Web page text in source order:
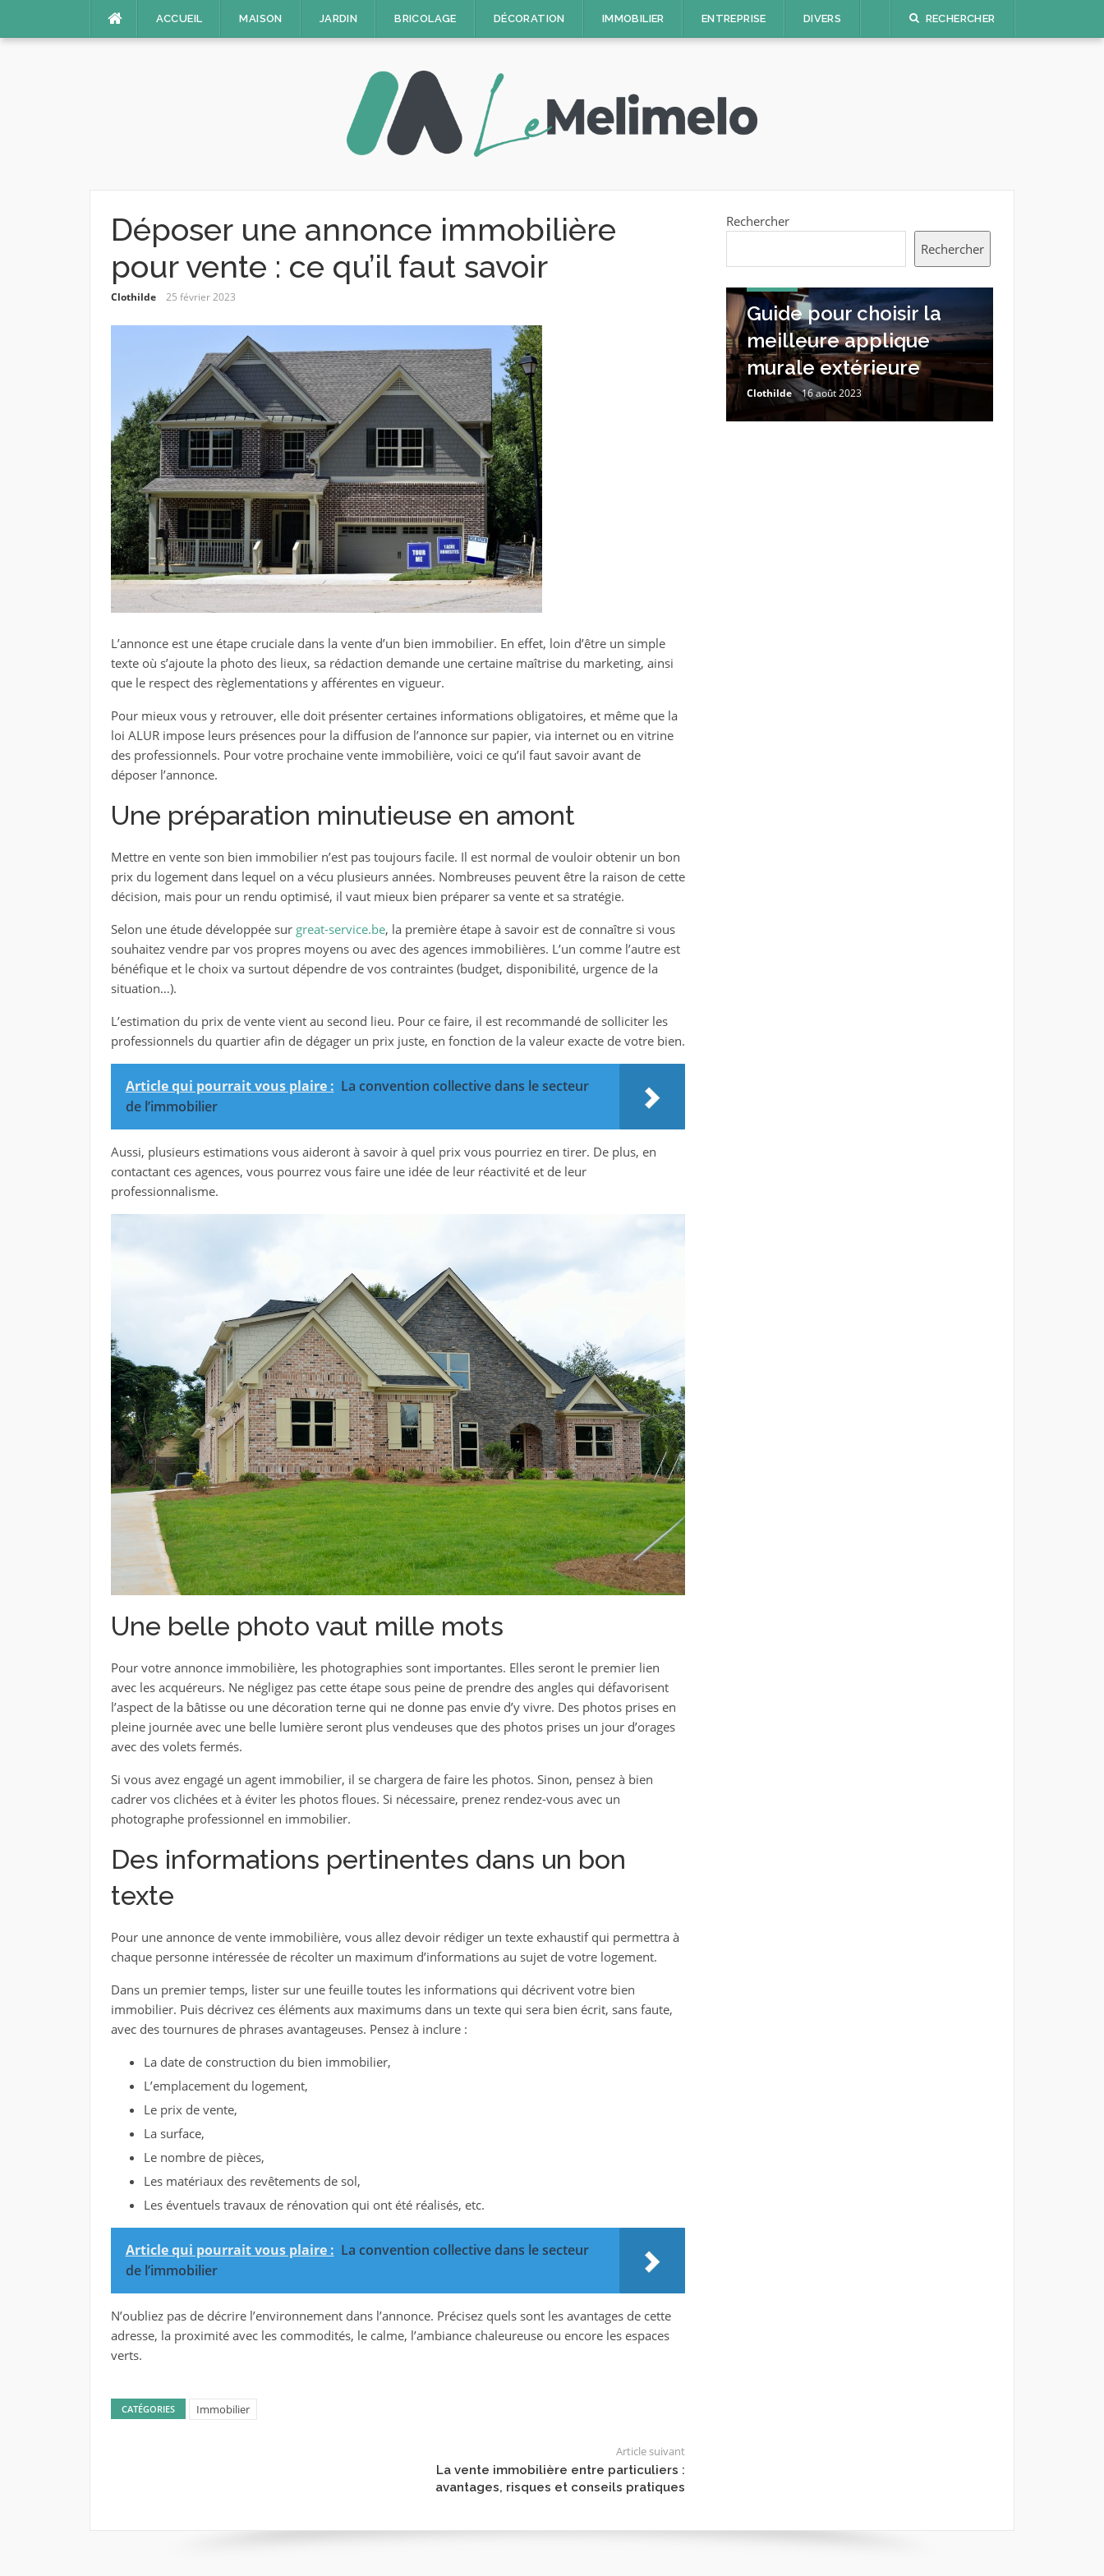
ACCUEIL MAISON JARDIN BRICOLAGE DÉCORATION IMMOBILIER ENTREPRISE DIVERS RECHERCHER
Déposer une annonce immobilière
pour vente : ce qu’il faut savoir
Clothilde 25 février 2023
L’annonce est une étape cruciale dans la vente d’un bien immobilier. En effet, loin d’être un simple
texte où s’ajoute la photo des lieux, sa rédaction demande une certaine maîtrise du marketing, ainsi
que le respect des règlementations y afférentes en vigueur.
Pour mieux vous y retrouver, elle doit présenter certaines informations obligatoires, et même que la
loi ALUR impose leurs présences pour la diffusion de l’annonce sur papier, via internet ou en vitrine
des professionnels. Pour votre prochaine vente immobilière, voici ce qu’il faut savoir avant de
déposer l’annonce.
Une préparation minutieuse en amont
Mettre en vente son bien immobilier n’est pas toujours facile. Il est normal de vouloir obtenir un bon
prix du logement dans lequel on a vécu plusieurs années. Nombreuses peuvent être la raison de cette
décision, mais pour un rendu optimisé, il vaut mieux bien préparer sa vente et sa stratégie.
Selon une étude développée sur great-service.be, la première étape à savoir est de connaître si vous
souhaitez vendre par vos propres moyens ou avec des agences immobilières. L’un comme l’autre est
bénéfique et le choix va surtout dépendre de vos contraintes (budget, disponibilité, urgence de la
situation…).
L’estimation du prix de vente vient au second lieu. Pour ce faire, il est recommandé de solliciter les
professionnels du quartier afin de dégager un prix juste, en fonction de la valeur exacte de votre bien.
Article qui pourrait vous plaire : La convention collective dans le secteur
de l’immobilier
Aussi, plusieurs estimations vous aideront à savoir à quel prix vous pourriez en tirer. De plus, en
contactant ces agences, vous pourrez vous faire une idée de leur réactivité et de leur
professionnalisme.
Une belle photo vaut mille mots
Pour votre annonce immobilière, les photographies sont importantes. Elles seront le premier lien
avec les acquéreurs. Ne négligez pas cette étape sous peine de prendre des angles qui défavorisent
l’aspect de la bâtisse ou une décoration terne qui ne donne pas envie d’y vivre. Des photos prises en
pleine journée avec une belle lumière seront plus vendeuses que des photos prises un jour d’orages
avec des volets fermés.
Si vous avez engagé un agent immobilier, il se chargera de faire les photos. Sinon, pensez à bien
cadrer vos clichées et à éviter les photos floues. Si nécessaire, prenez rendez-vous avec un
photographe professionnel en immobilier.
Des informations pertinentes dans un bon
texte
Pour une annonce de vente immobilière, vous allez devoir rédiger un texte exhaustif qui permettra à
chaque personne intéressée de récolter un maximum d’informations au sujet de votre logement.
Dans un premier temps, lister sur une feuille toutes les informations qui décrivent votre bien
immobilier. Puis décrivez ces éléments aux maximums dans un texte qui sera bien écrit, sans faute,
avec des tournures de phrases avantageuses. Pensez à inclure :
La date de construction du bien immobilier,
L’emplacement du logement,
Le prix de vente,
La surface,
Le nombre de pièces,
Les matériaux des revêtements de sol,
Les éventuels travaux de rénovation qui ont été réalisés, etc.
Article qui pourrait vous plaire : La convention collective dans le secteur
de l’immobilier
N’oubliez pas de décrire l’environnement dans l’annonce. Précisez quels sont les avantages de cette
adresse, la proximité avec les commodités, le calme, l’ambiance chaleureuse ou encore les espaces
verts.
CATÉGORIES Immobilier
Article suivant
La vente immobilière entre particuliers :
avantages, risques et conseils pratiques
Rechercher
Rechercher
IMMOBILIER
Déposer une annonce
immobilière pour vente
: ce qu’il faut savoir
Clothilde 25 février 2023
Guide pour choisir la
meilleure applique
murale extérieure
Clothilde 16 août 2023